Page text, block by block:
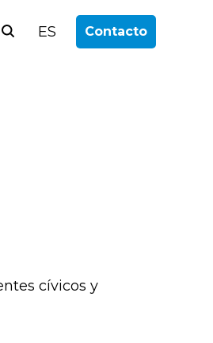
ES Contacto
cívicos y